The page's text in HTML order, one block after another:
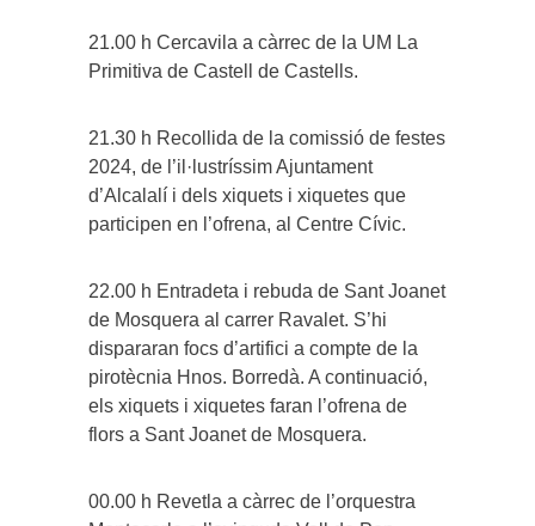
21.00 h Cercavila a càrrec de la UM La
Primitiva de Castell de Castells.
21.30 h Recollida de la comissió de festes
2024, de l’il·lustríssim Ajuntament
d’Alcalalí i dels xiquets i xiquetes que
participen en l’ofrena, al Centre Cívic.
22.00 h Entradeta i rebuda de Sant Joanet
de Mosquera al carrer Ravalet. S’hi
dispararan focs d’artifici a compte de la
pirotècnia Hnos. Borredà. A continuació,
els xiquets i xiquetes faran l’ofrena de
flors a Sant Joanet de Mosquera.
00.00 h Revetla a càrrec de l’orquestra